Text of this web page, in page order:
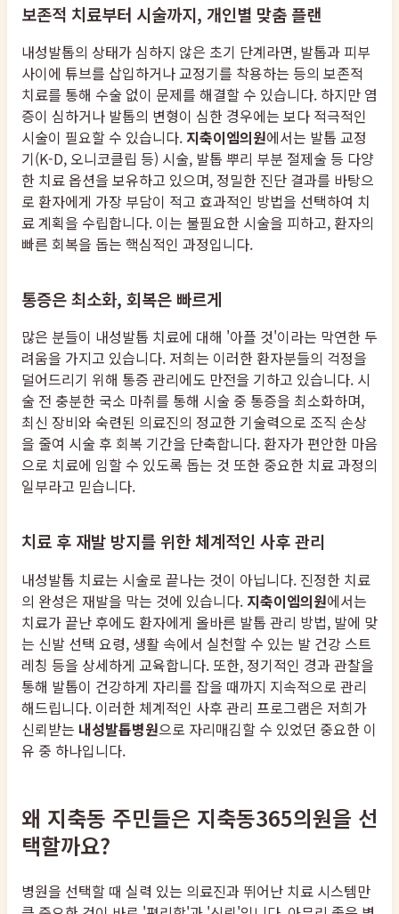
보존적 치료부터 시술까지, 개인별 맞춤 플랜
내성발톱의 상태가 심하지 않은 초기 단계라면, 발톱과 피부
사이에 튜브를 삽입하거나 교정기를 착용하는 등의 보존적
치료를 통해 수술 없이 문제를 해결할 수 있습니다. 하지만 염
증이 심하거나 발톱의 변형이 심한 경우에는 보다 적극적인
시술이 필요할 수 있습니다. 지축이엠의원에서는 발톱 교정
기(K-D, 오니코클립 등) 시술, 발톱 뿌리 부분 절제술 등 다양
한 치료 옵션을 보유하고 있으며, 정밀한 진단 결과를 바탕으
로 환자에게 가장 부담이 적고 효과적인 방법을 선택하여 치
료 계획을 수립합니다. 이는 불필요한 시술을 피하고, 환자의
빠른 회복을 돕는 핵심적인 과정입니다.
통증은 최소화, 회복은 빠르게
많은 분들이 내성발톱 치료에 대해 '아플 것'이라는 막연한 두
려움을 가지고 있습니다. 저희는 이러한 환자분들의 걱정을
덜어드리기 위해 통증 관리에도 만전을 기하고 있습니다. 시
술 전 충분한 국소 마취를 통해 시술 중 통증을 최소화하며,
최신 장비와 숙련된 의료진의 정교한 기술력으로 조직 손상
을 줄여 시술 후 회복 기간을 단축합니다. 환자가 편안한 마음
으로 치료에 임할 수 있도록 돕는 것 또한 중요한 치료 과정의
일부라고 믿습니다.
치료 후 재발 방지를 위한 체계적인 사후 관리
내성발톱 치료는 시술로 끝나는 것이 아닙니다. 진정한 치료
의 완성은 재발을 막는 것에 있습니다. 지축이엠의원에서는
치료가 끝난 후에도 환자에게 올바른 발톱 관리 방법, 발에 맞
는 신발 선택 요령, 생활 속에서 실천할 수 있는 발 건강 스트
레칭 등을 상세하게 교육합니다. 또한, 정기적인 경과 관찰을
통해 발톱이 건강하게 자리를 잡을 때까지 지속적으로 관리
해드립니다. 이러한 체계적인 사후 관리 프로그램은 저희가
신뢰받는 내성발톱병원으로 자리매김할 수 있었던 중요한 이
유 중 하나입니다.
왜 지축동 주민들은 지축동365의원을 선
택할까요?
병원을 선택할 때 실력 있는 의료진과 뛰어난 치료 시스템만